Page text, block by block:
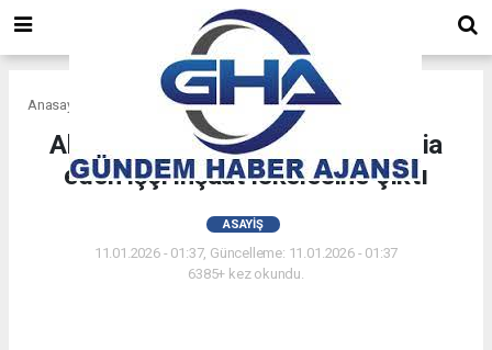
Anasayfa
Alacağını tahsil edemediğini iddia
eden işçi inşaat iskelesine çıktı
ASAYIŞ
11.01.2026 - 01:37, Güncelleme: 11.01.2026 - 01:37
6385+ kez okundu.